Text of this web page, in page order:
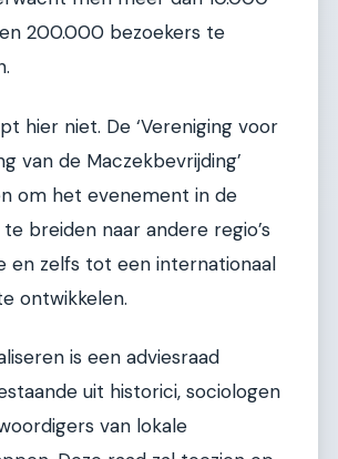
200.000 bezoekers te
hier niet. De ‘Vereniging voor
van de Maczekbevrijding’
om het evenement in de
breiden naar andere regio’s
en zelfs tot een internationaal
ontwikkelen.
is een adviesraad
uit historici, sociologen
van lokale